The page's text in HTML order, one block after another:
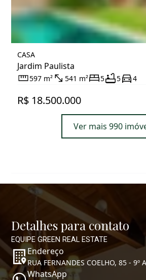
CASA
Jardim Paulista
597 m² 541 m² 5 5 4
R$ 18.500.000
Ver mais 990
Detalhes para contato
EQUIPE GREEN REAL ESTATE
Endereço
RUA FERNANDES COELHO, 85 - 9º
WhatsApp